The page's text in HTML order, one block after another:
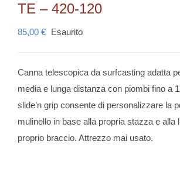
TE – 420-120
85,00 € Esaurito
Canna telescopica da surfcasting adatta
media e lunga distanza con piombi fino a
slide’n grip consente di personalizzare la
mulinello in base alla propria stazza e alla
proprio braccio. Attrezzo mai usato.